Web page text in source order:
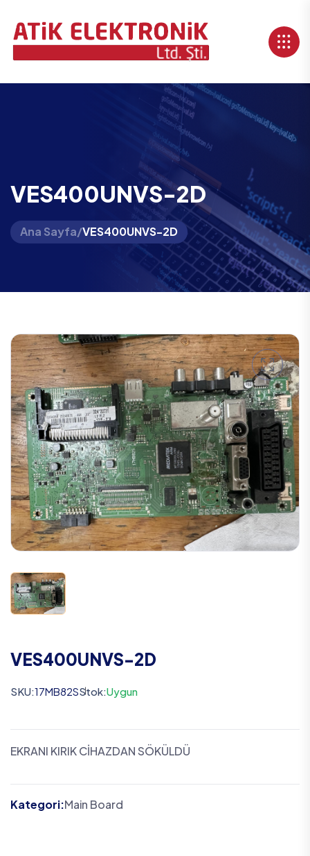
VES400UNVS-2D
Ana Sayfa/VES400UNVS-2D
VES400UNVS-2D
SKU:17MB82SStok:Uygun
EKRANI KIRIK CİHAZDAN SÖKÜLDÜ
Kategori:Main Board